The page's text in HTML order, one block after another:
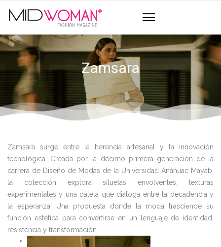
Zamsara
Zamsara surge entre la herencia artesanal y la innovación
tecnológica. Creada por la décimo primera generación de la
carrera de Diseño de Modas de la Universidad Anáhuac Mayab,
la colección explora siluetas envolventes, texturas
experimentales y una paleta que dialoga entre la decadencia y
la esperanza. Una propuesta donde la moda trasciende su
función estética para convertirse en un lenguaje de identidad,
resistencia y transformación.